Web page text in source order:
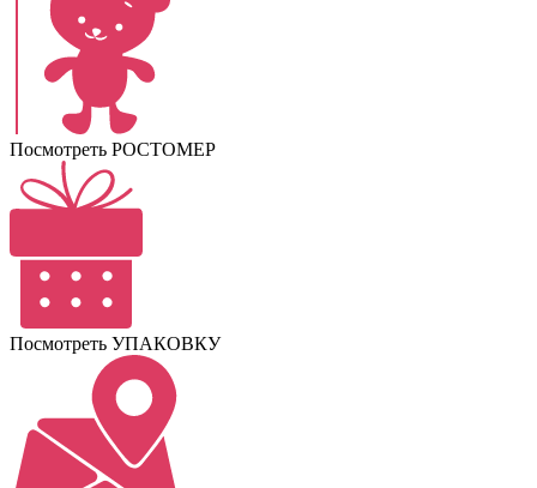
Посмотреть РОСТОМЕР
Посмотреть УПАКОВКУ